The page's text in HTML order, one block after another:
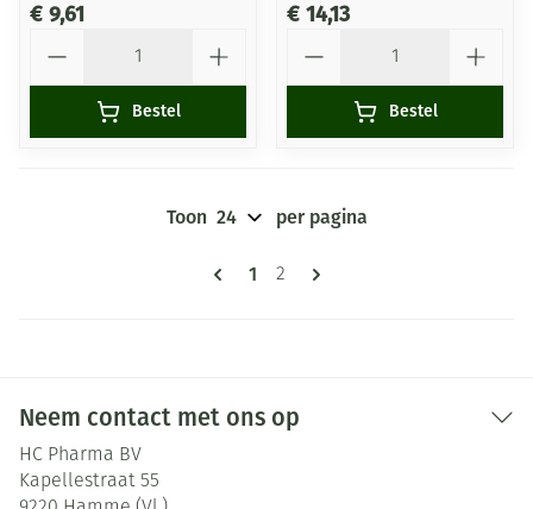
€ 9,61
Bestel
€ 14,13
Bestel
Pagina's
U lees momenteel pagina
1 Pagina
2
Toon per pagina
Neem contact met ons op
HC Pharma BV
Kapellestraat 55